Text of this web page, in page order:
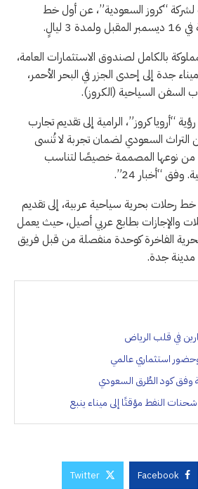
لشركة “كروز السعودية”، عن أول خط
ليالٍ.
بالكامل لصندوق الاستثمارات العامة،
جدة إلى إحدى الجزر في البحر الأحمر،
السفن السياحية (الكروز).
“أرويا كروز”، الرامية إلى تقديم تجارب
السعودي لضمان تجربة لا تُنسى
من نوعها المصممة خصيصًا لتناسب
“أخبار 24”.
خط رحلات بحرية سياحية عربية، إلى تقديم
والإجازات بطابع عربي أصيل، حيث يعمل
الفاخرة كوحدة منفصلة من قبل فريق
مدينة جدة.
في قلب الرياض
استثماري عالمي
وفق كود الطُرق السعودي
النفط مؤقتًا إلى ميناء ينبع
Facebook
Twitter